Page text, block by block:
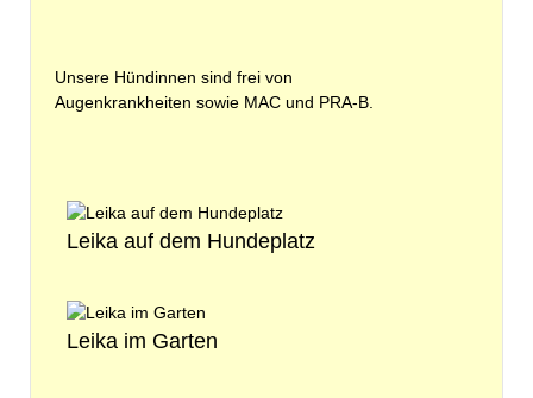
Unsere Hündinnen sind frei von
Augenkrankheiten sowie MAC und PRA-B.
Leika auf dem Hundeplatz
Leika im Garten